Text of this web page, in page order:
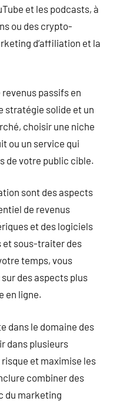
et les podcasts, à
ou des crypto-
d’affiliation et la
passifs en
stratégie solide et un
choisir une niche
ou un service qui
de votre public cible.
sont des aspects
de revenus
et des logiciels
et sous-traiter des
temps, vous
des aspects plus
en ligne.
dans le domaine des
dans plusieurs
et maximise les
combiner des
du marketing